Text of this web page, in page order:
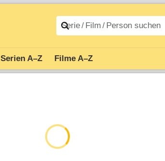
Serien A–Z Filme A–Z